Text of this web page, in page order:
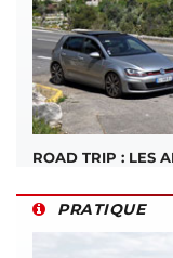
ROAD TRIP : LES
PRATIQUE